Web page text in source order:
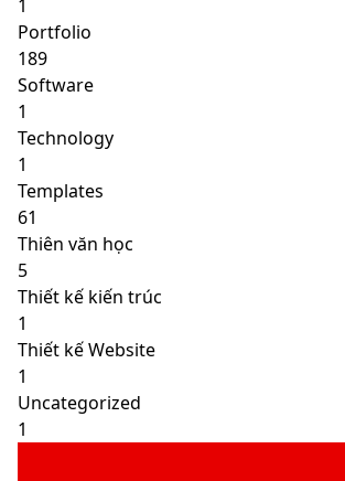
1
Portfolio
189
Software
1
Technology
1
Templates
61
Thiên văn học
5
Thiết kế kiến trúc
1
Thiết kế Website
1
Uncategorized
1